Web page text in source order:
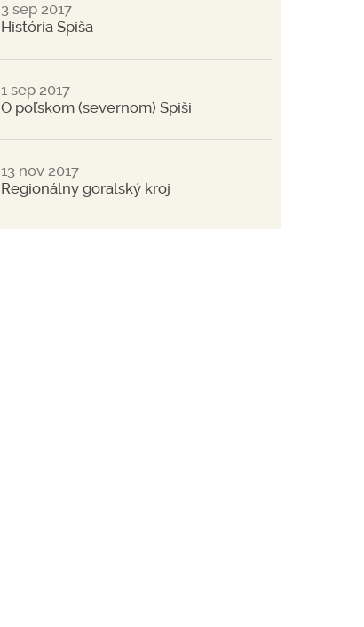
3 sep 2017
História Spiša
1 sep 2017
O poľskom (severnom) Spiši
13 nov 2017
Regionálny goralský kroj